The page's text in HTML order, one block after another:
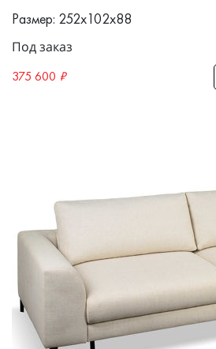
Размер: 252x102x88
Под заказ
375 600 ₽